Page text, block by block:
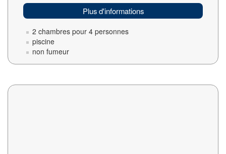
Plus d'informations
2 chambres pour 4 personnes
piscine
non fumeur